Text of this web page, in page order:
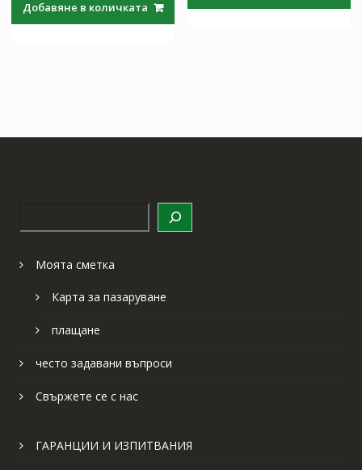
97.97 лв..57.64 лв..
Добавяне в количката
Моята сметка
Карта за пазаруване
плащане
често задавани въпроси
Свържете се с нас
ГАРАНЦИИ И ИЗПИТВАНИЯ